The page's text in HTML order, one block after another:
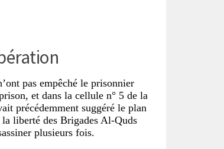
pas empêché le prisonnier
et dans la cellule n° 5 de la
précédemment suggéré le plan
liberté des Brigades Al-Quds
plusieurs fois.